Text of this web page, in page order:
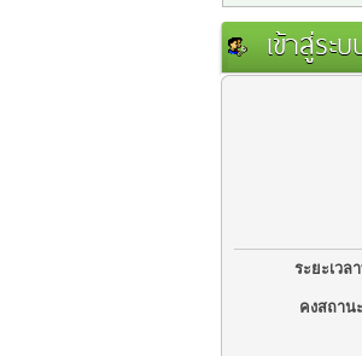
เข้าสู่ระ
ระยะเวล
คงสถาน